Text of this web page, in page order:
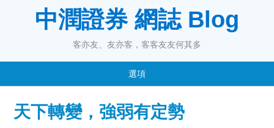
中潤證券 網誌 Blog
客亦友、友亦客，客客友友何其多
選項
天下轉變，強弱有定勢